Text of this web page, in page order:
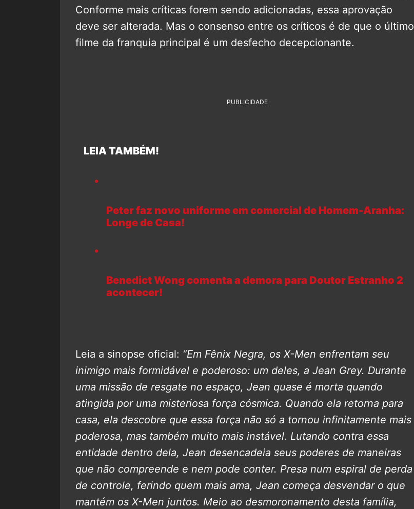
Conforme mais críticas forem sendo adicionadas, essa aprovação
deve ser alterada. Mas o consenso entre os críticos é de que o último
filme da franquia principal é um desfecho decepcionante.
PUBLICIDADE
LEIA TAMBÉM!
Peter faz novo uniforme em comercial de Homem-Aranha:
Longe de Casa!
Benedict Wong comenta a demora para Doutor Estranho 2
acontecer!
Leia a sinopse oficial: “Em Fênix Negra, os X-Men enfrentam seu
inimigo mais formidável e poderoso: um deles, a Jean Grey. Durante
uma missão de resgate no espaço, Jean quase é morta quando
atingida por uma misteriosa força cósmica. Quando ela retorna para
casa, ela descobre que essa força não só a tornou infinitamente mais
poderosa, mas também muito mais instável. Lutando contra essa
entidade dentro dela, Jean desencadeia seus poderes de maneiras
que não compreende e nem pode conter. Presa num espiral de perda
de controle, ferindo quem mais ama, Jean começa desvendar o que
mantém os X-Men juntos. Meio ao desmoronamento desta família,